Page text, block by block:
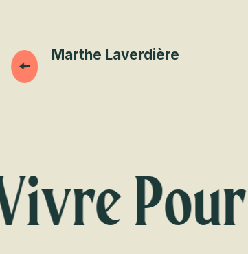
Marthe Laverdière
Pour